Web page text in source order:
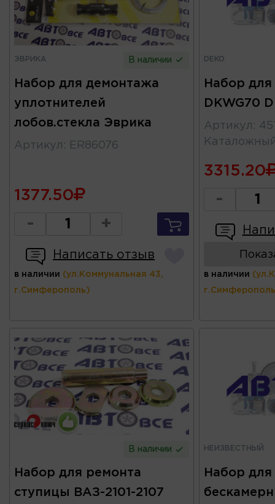
ЭВРИКА В наличии
Набор для демонтажа
уплотнителей
лобов.стекла Эврика
Артикул : ER86076
1377.50
- +
Написать отзыв
в наличии (ул.Коммунальная 43,
г.Симферополь)
DEKO
Набор для
DKWG70
Артикул :
3315.20
-
в наличии
В наличии
Набор для ремонта
ступицы ВАЗ-2101-2107
НЕИЗВЕСТНЫЙ
Набор